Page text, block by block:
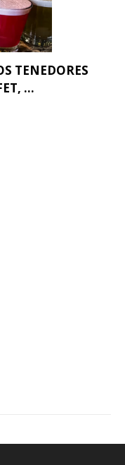
TENEDORES
...